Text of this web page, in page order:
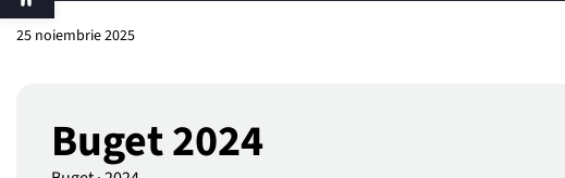
25 noiembrie 2025
Buget 2024